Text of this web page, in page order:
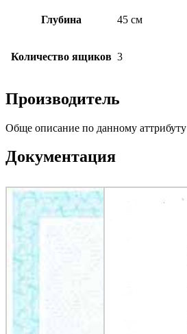
Глубина 45 см
Количество ящиков 3
Производитель
Обще описание по данному аттрибуту
Документация